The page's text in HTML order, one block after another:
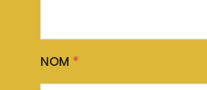
NOM *